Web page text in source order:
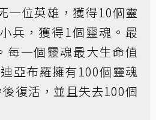
一位英雄，獲得10個靈
兵，獲得1個靈魂。最
每一個靈魂最大生命值
亞布羅擁有100個靈魂
復活，並且失去100個